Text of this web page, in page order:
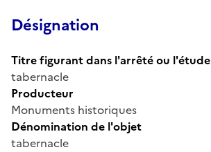
Désignation
Titre figurant dans l'arrêté ou l'étude
tabernacle
Producteur
Monuments historiques
Dénomination de l'objet
tabernacle